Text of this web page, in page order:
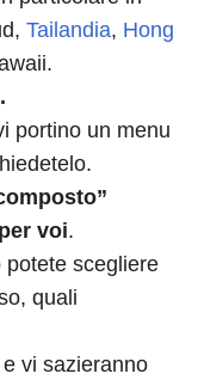
Tailandia, Hong
portino un menu
voi.
potete scegliere
quali
vi sazieranno